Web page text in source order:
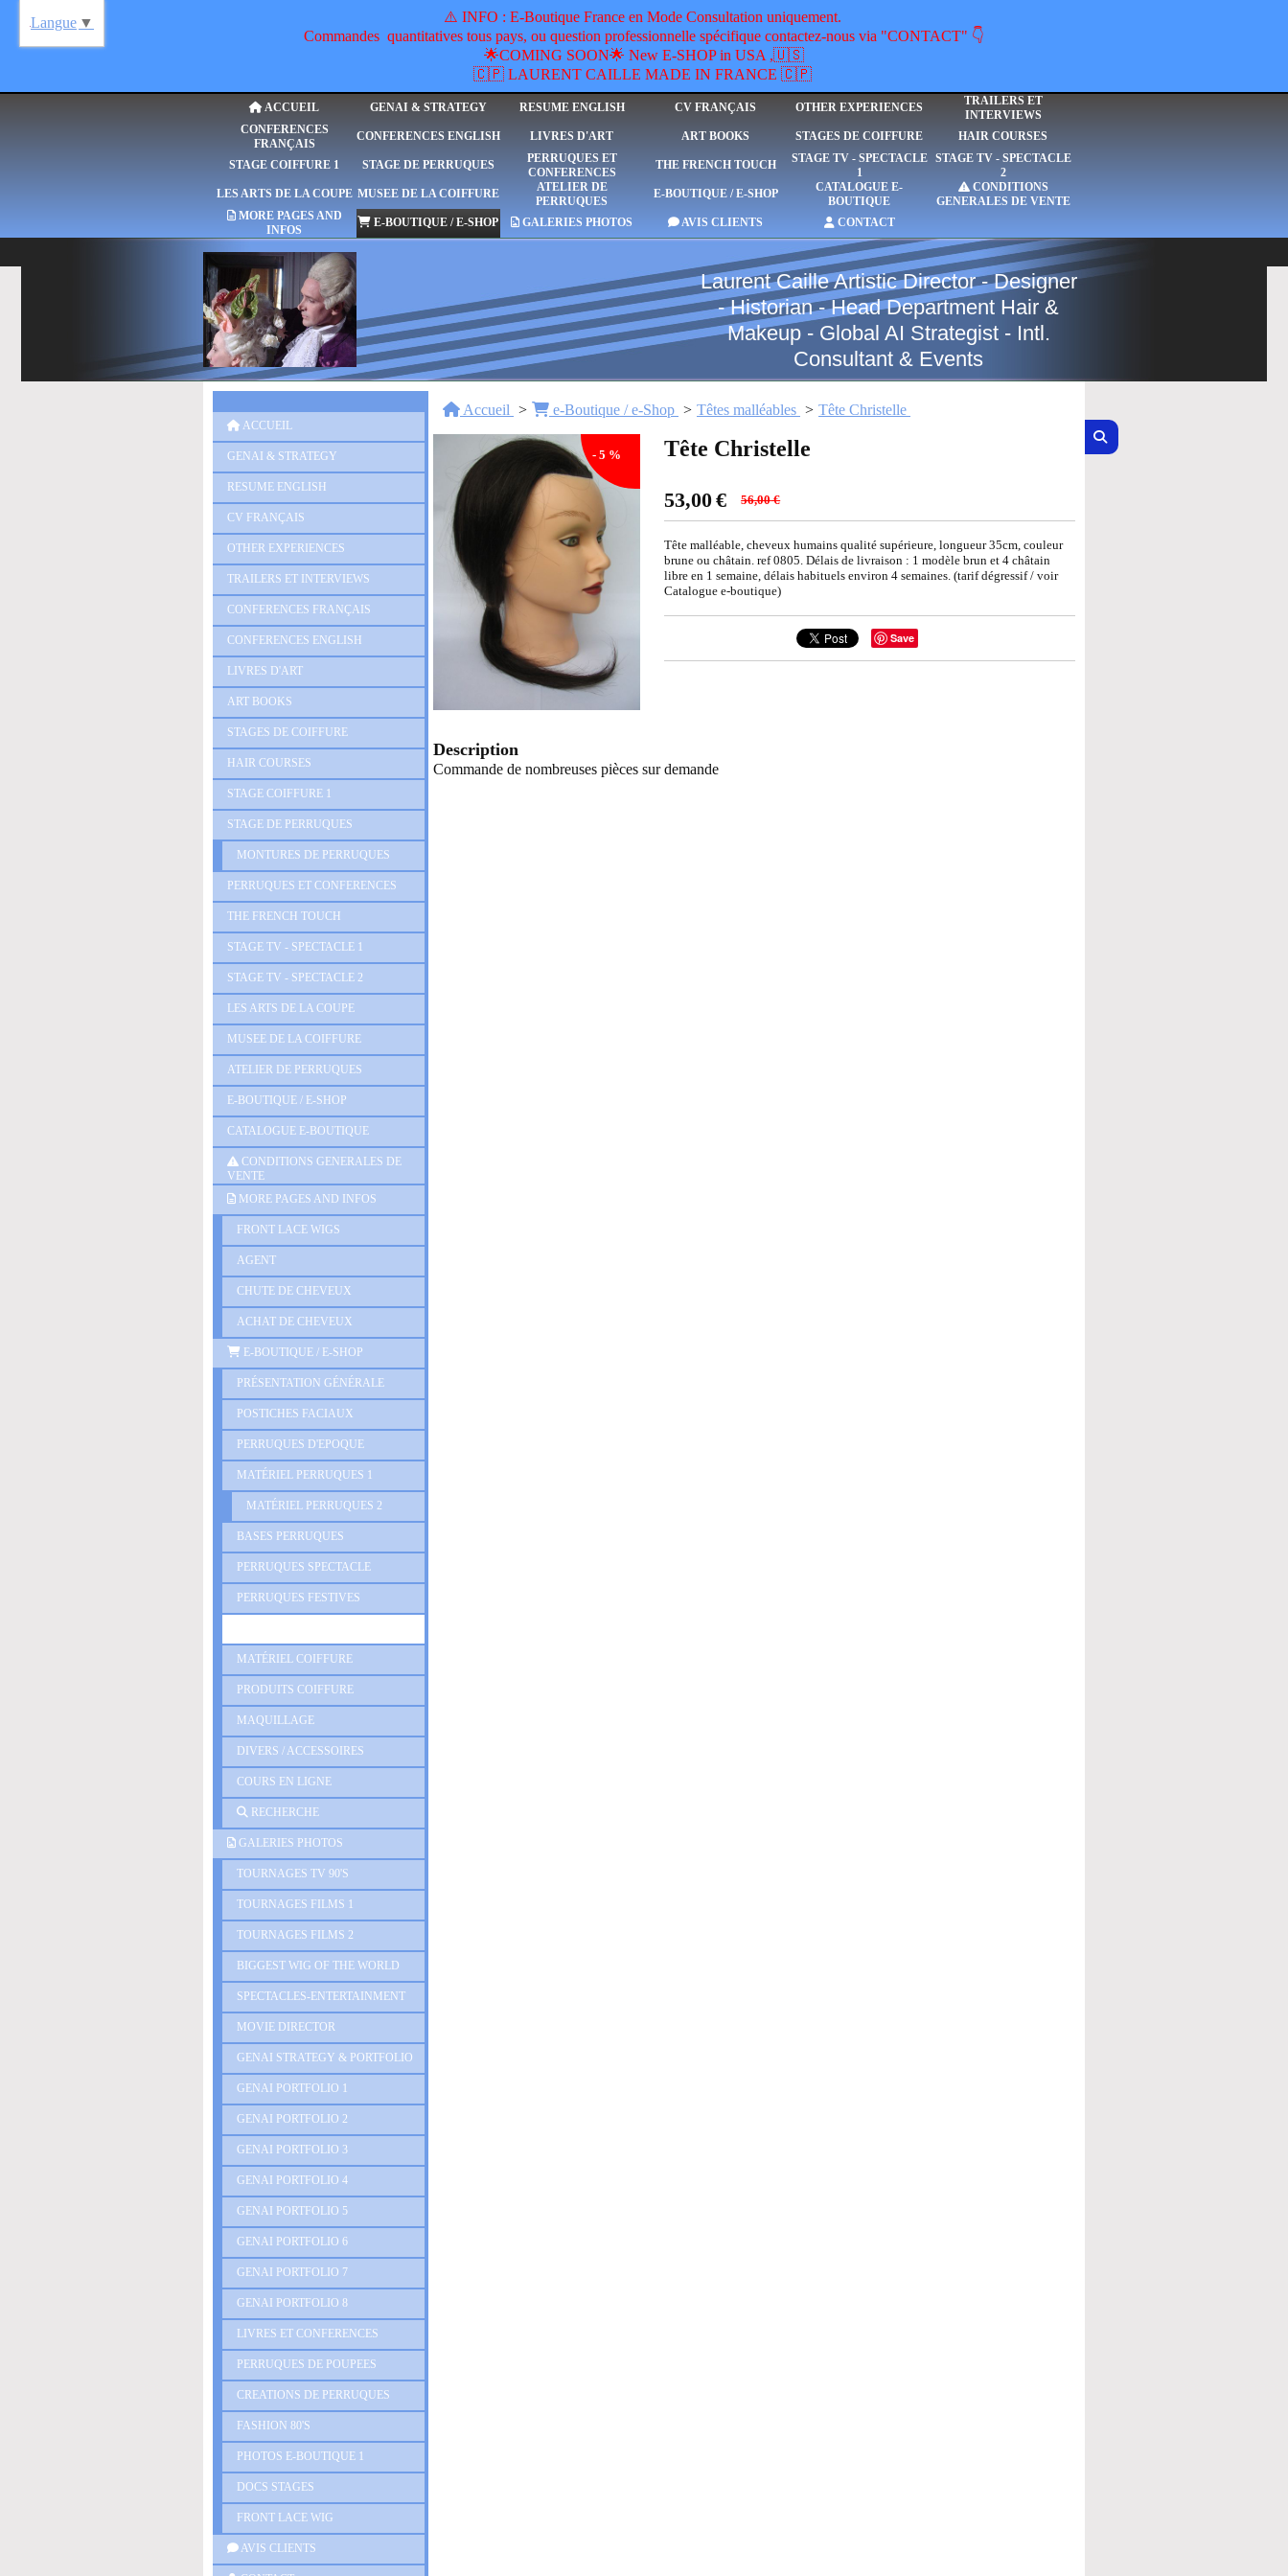
​⚠️ INFO : E-Boutique France en Mode Consultation uniquement.
Commandes quantitatives tous pays, ou question professionnelle spécifique contactez-nous via "CONTACT" 👇
🌟COMING SOON🌟 New E-SHOP in USA ,🇺🇸
🇨🇵 LAURENT CAILLE MADE IN FRANCE 🇨🇵
ACCUEIL GENAI & STRATEGY RESUME ENGLISH CV FRANÇAIS OTHER EXPERIENCES
TRAILERS ET
INTERVIEWS
CONFERENCES
FRANÇAIS
CONFERENCES ENGLISH LIVRES D'ART ART BOOKS STAGES DE COIFFURE HAIR COURSES
STAGE COIFFURE 1 STAGE DE PERRUQUES
PERRUQUES ET
CONFERENCES
THE FRENCH TOUCH
STAGE TV - SPECTACLE
1
STAGE TV - SPECTACLE
2
LES ARTS DE LA COUPE MUSEE DE LA COIFFURE
ATELIER DE
PERRUQUES
E-BOUTIQUE / E-SHOP
CATALOGUE E-
BOUTIQUE
CONDITIONS
GENERALES DE VENTE
MORE PAGES AND
INFOS
E-BOUTIQUE / E-SHOP GALERIES PHOTOS AVIS CLIENTS CONTACT
Laurent Caille Artistic Director - Designer
- Historian - Head Department Hair &
Makeup - Global AI Strategist - Intl.
Consultant & Events
ACCUEIL
GENAI & STRATEGY
RESUME ENGLISH
CV FRANÇAIS
OTHER EXPERIENCES
TRAILERS ET INTERVIEWS
CONFERENCES FRANÇAIS
CONFERENCES ENGLISH
LIVRES D'ART
ART BOOKS
STAGES DE COIFFURE
HAIR COURSES
STAGE COIFFURE 1
STAGE DE PERRUQUES
MONTURES DE PERRUQUES
PERRUQUES ET CONFERENCES
THE FRENCH TOUCH
STAGE TV - SPECTACLE 1
STAGE TV - SPECTACLE 2
LES ARTS DE LA COUPE
MUSEE DE LA COIFFURE
ATELIER DE PERRUQUES
E-BOUTIQUE / E-SHOP
CATALOGUE E-BOUTIQUE
CONDITIONS GENERALES DE
VENTE
MORE PAGES AND INFOS
FRONT LACE WIGS
AGENT
CHUTE DE CHEVEUX
ACHAT DE CHEVEUX
E-BOUTIQUE / E-SHOP
PRÉSENTATION GÉNÉRALE
POSTICHES FACIAUX
PERRUQUES D'EPOQUE
MATÉRIEL PERRUQUES 1
MATÉRIEL PERRUQUES 2
BASES PERRUQUES
PERRUQUES SPECTACLE
PERRUQUES FESTIVES
MATÉRIEL COIFFURE
PRODUITS COIFFURE
MAQUILLAGE
DIVERS / ACCESSOIRES
COURS EN LIGNE
RECHERCHE
GALERIES PHOTOS
TOURNAGES TV 90'S
TOURNAGES FILMS 1
TOURNAGES FILMS 2
BIGGEST WIG OF THE WORLD
SPECTACLES-ENTERTAINMENT
MOVIE DIRECTOR
GENAI STRATEGY & PORTFOLIO
GENAI PORTFOLIO 1
GENAI PORTFOLIO 2
GENAI PORTFOLIO 3
GENAI PORTFOLIO 4
GENAI PORTFOLIO 5
GENAI PORTFOLIO 6
GENAI PORTFOLIO 7
GENAI PORTFOLIO 8
LIVRES ET CONFERENCES
PERRUQUES DE POUPEES
CREATIONS DE PERRUQUES
FASHION 80'S
PHOTOS E-BOUTIQUE 1
DOCS STAGES
FRONT LACE WIG
AVIS CLIENTS
Accueil e-Boutique / e-Shop Têtes malléables Tête Christelle
- 5 % Tête Christelle
53,00€ 56,00€
Tête malléable, cheveux humains qualité supérieure, longueur 35cm, couleur
brune ou châtain. ref 0805. Délais de livraison : 1 modèle brun et 4 châtain
libre en 1 semaine, délais habituels environ 4 semaines. (tarif dégressif / voir
Catalogue e-boutique)
Save
Description
Commande de nombreuses pièces sur demande
Langue ▼